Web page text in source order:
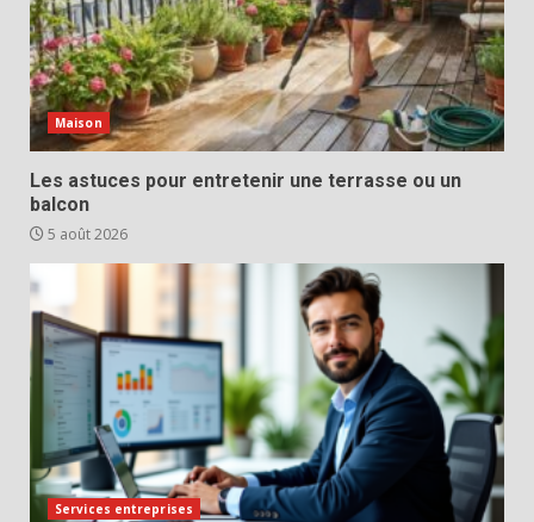
Maison
Les astuces pour entretenir une terrasse ou un
balcon
5 août 2026
Services entreprises